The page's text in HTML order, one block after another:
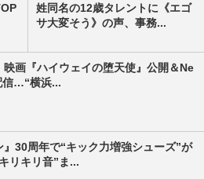
姓同名の12歳タレントに《エゴ
サ大変そう》の声、事務...
映画『ハイウェイの堕天使』公開＆Ne
…“横浜...
』30周年で“キック力増強シューズ”が
リキリ音”ま...